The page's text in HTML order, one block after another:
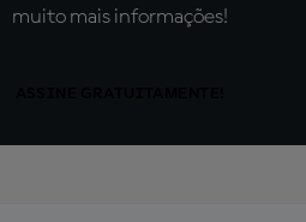
muito mais informações!